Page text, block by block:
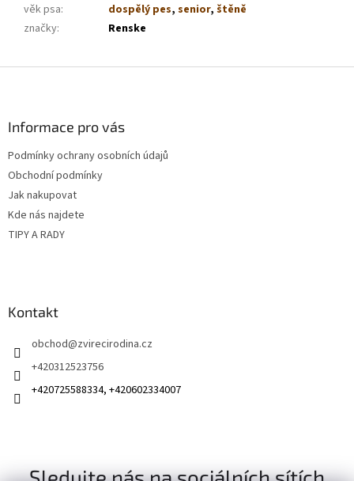
věk psa: dospělý pes, senior, štěně
značky: Renske
Informace pro vás
Podmínky ochrany osobních údajů
Obchodní podmínky
Jak nakupovat
Kde nás najdete
TIPY A RADY
Kontakt
obchod@zvirecirodina.cz
+420312523756
+420725588334, +420602334007